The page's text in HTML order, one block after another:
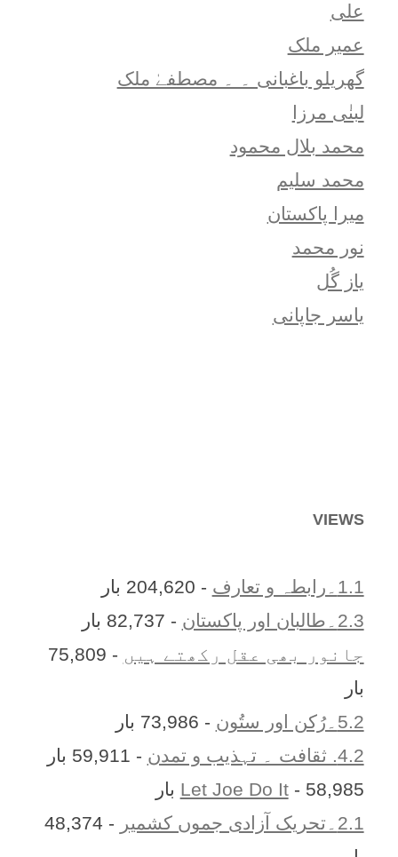
علی
عمیر ملک
گھریلو باغبانی ۔ ۔ مصطفےٰ ملک
لبنٰی مرزا
محمد بلال محمود
محمد سلیم
میرا پاکستان
نور محمد
یاز گُل
یاسر جاپانی
VIEWS
1.1۔رابطہ و تعارف
- 204,620 بار
2.3۔طالبان اور پاکستان
- 82,737 بار
جانور بھی عقل رکھتے ہیں
- 75,809
بار
5.2۔رُکن اور ستُون
- 73,986 بار
4.2. ثقافت ۔ تہذیب و تمدن
- 59,911 بار
Let Joe Do It- 58,985 بار
2.1۔تحریک آزادی جموں کشمیر
- 48,374